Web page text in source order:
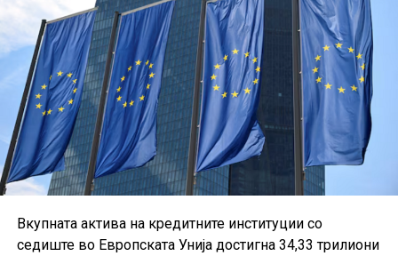
Вкупната актива на кредитните институции со
седиште во Европската Унија достигна 34,33 трилиони